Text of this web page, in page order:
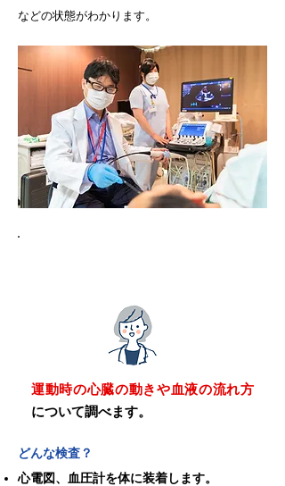
などの状態がわかります。
運動時の心臓の動きや血液の流れ方
について調べます。
どんな検査？
心電図、血圧計を体に装着します。